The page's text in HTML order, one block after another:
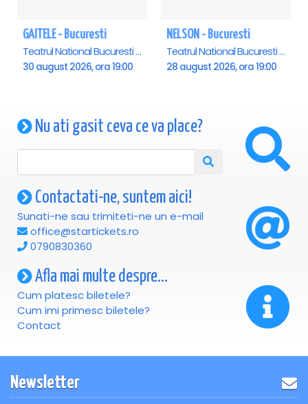
GAITELE - Bucuresti
Teatrul National Bucuresti - Sala Ion Caramitru, Bucuresti
30 august 2026, ora 19:00
NELSON - Bucuresti
Teatrul National Bucuresti - Sala Ion Caramitru, Bucuresti
28 august 2026, ora 19:00
Nu ati gasit ceva ce va place?
Contactati-ne, suntem aici!
Sunati-ne sau trimiteti-ne un e-mail
office@startickets.ro
0790830360
Afla mai multe despre...
Cum platesc biletele?
Cum imi primesc biletele?
Contact
Newsletter